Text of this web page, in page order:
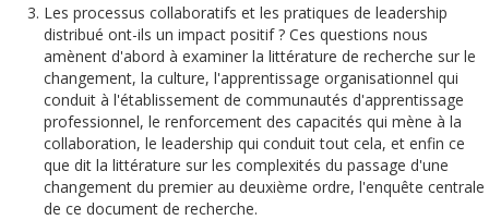
Les processus collaboratifs et les pratiques de leadership
distribué ont-ils un impact positif ? Ces questions nous
amènent d'abord à examiner la littérature de recherche sur le
changement, la culture, l'apprentissage organisationnel qui
conduit à l'établissement de communautés d'apprentissage
professionnel, le renforcement des capacités qui mène à la
collaboration, le leadership qui conduit tout cela, et enfin ce
que dit la littérature sur les complexités du passage d'une
changement du premier au deuxième ordre, l'enquête centrale
de ce document de recherche.